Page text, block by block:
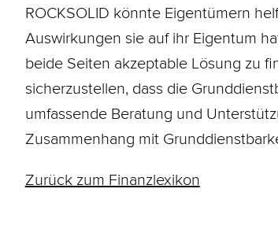
ROCKSOLID könnte Eigentümern
Auswirkungen sie auf ihr Eigentum
beide Seiten akzeptable Lösung zu
sicherzustellen, dass die
umfassende Beratung und
Zusammenhang mit
Zurück zum Finanzlexikon